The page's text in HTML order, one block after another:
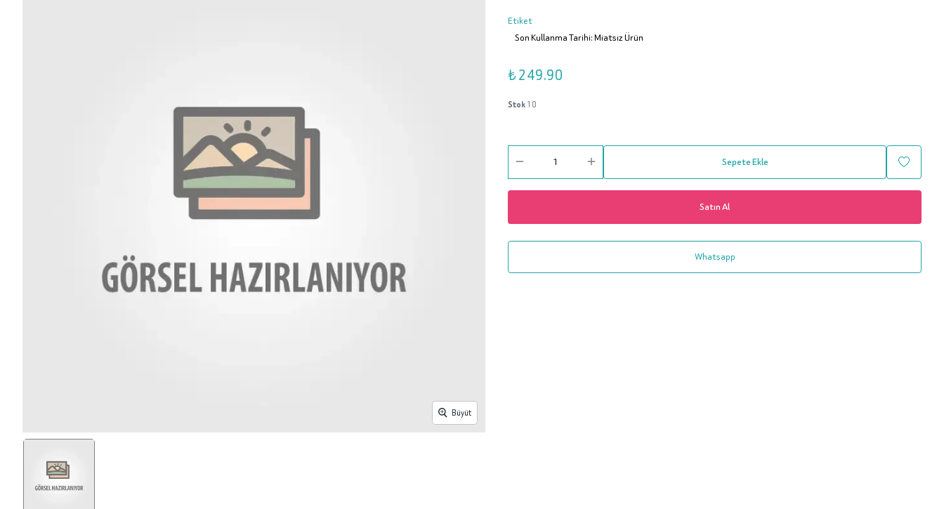
Büyüt
Etiket
Son Kullanma Tarihi: Miatsız Ürün
₺ 249.90
Stok10
Sepete Ekle
Satın Al
Whatsapp